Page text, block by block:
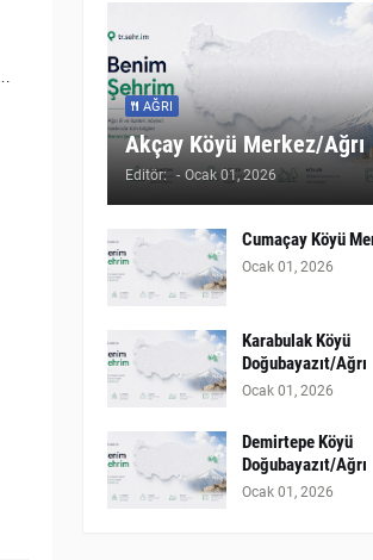
AĞRI
Akçay Köyü Merkez/Ağrı
Editör: - Ocak 01, 2026
Cumaçay Köyü
Ocak 01, 2026
Karabulak Köyü
Doğubayazıt/Ağrı
Ocak 01, 2026
Demirtepe Köyü
Doğubayazıt/Ağrı
Ocak 01, 2026